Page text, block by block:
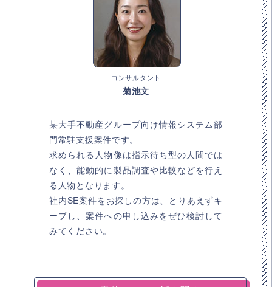
コンサルタント
菊池文
某大手不動産グループ向け情報システム部
門常駐支援案件です。
求められる人物像は指示待ち型の人間では
なく、能動的に製品調査や比較などを行え
る人物となります。
社内SE案件をお探しの方は、とりあえずキ
ープし、案件への申し込みをぜひ検討して
みてください。